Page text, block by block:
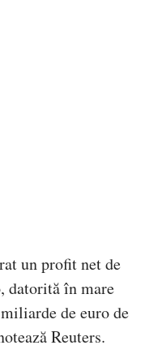
un profit net de
datorită în mare
de euro de
Reuters.